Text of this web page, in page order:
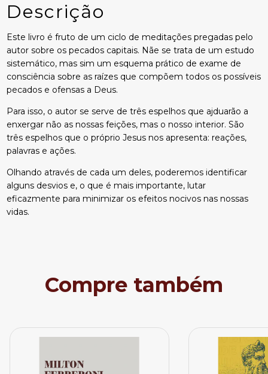
Descrição
Este livro é fruto de um ciclo de meditações pregadas pelo
autor sobre os pecados capitais. Nãe se trata de um estudo
sistemático, mas sim um esquema prático de exame de
consciência sobre as raízes que compõem todos os possíveis
pecados e ofensas a Deus.
Para isso, o autor se serve de três espelhos que ajduarão a
enxergar não as nossas feições, mas o nosso interior. São
três espelhos que o próprio Jesus nos apresenta: reações,
palavras e ações.
Olhando através de cada um deles, poderemos identificar
alguns desvios e, o que é mais importante, lutar
eficazmente para minimizar os efeitos nocivos nas nossas
vidas.
Compre também